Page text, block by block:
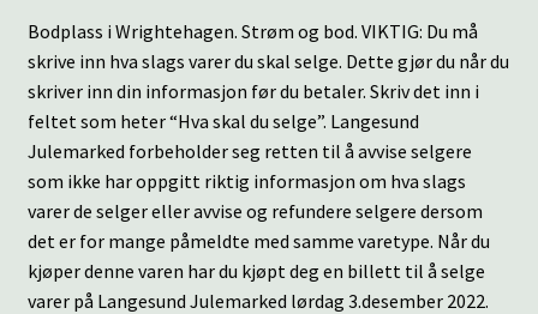
Bodplass i Wrightehagen. Strøm og bod. VIKTIG: Du må
skrive inn hva slags varer du skal selge. Dette gjør du når du
skriver inn din informasjon før du betaler. Skriv det inn i
feltet som heter “Hva skal du selge”. Langesund
Julemarked forbeholder seg retten til å avvise selgere
som ikke har oppgitt riktig informasjon om hva slags
varer de selger eller avvise og refundere selgere dersom
det er for mange påmeldte med samme varetype. Når du
kjøper denne varen har du kjøpt deg en billett til å selge
varer på Langesund Julemarked lørdag 3.desember 2022.